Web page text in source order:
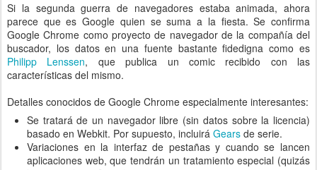
Si la segunda guerra de navegadores estaba animada, ahora
parece que es Google quien se suma a la fiesta. Se confirma
Google Chrome como proyecto de navegador de la compañía del
buscador, los datos en una fuente bastante fidedigna como es
Philipp Lenssen, que publica un comic recibido con las
características del mismo.
Detalles conocidos de Google Chrome especialmente interesantes:
Se tratará de un navegador libre (sin datos sobre la licencia)
basado en Webkit. Por supuesto, incluirá Gears de serie.
Variaciones en la interfaz de pestañas y cuando se lancen
aplicaciones web, que tendrán un tratamiento especial (quizás